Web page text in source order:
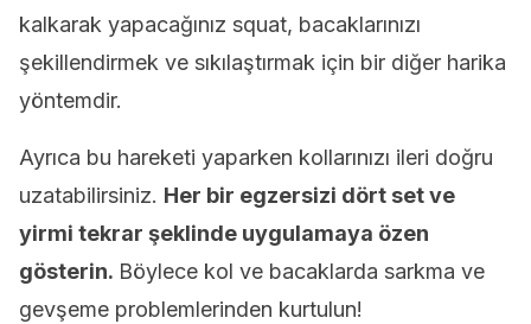
kalkarak yapacağınız squat, bacaklarınızı
şekillendirmek ve sıkılaştırmak için bir diğer harika
yöntemdir.
Ayrıca bu hareketi yaparken kollarınızı ileri doğru
uzatabilirsiniz. Her bir egzersizi dört set ve
yirmi tekrar şeklinde uygulamaya özen
gösterin. Böylece kol ve bacaklarda sarkma ve
gevşeme problemlerinden kurtulun!